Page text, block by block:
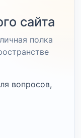
сайта
полка
вопросов,